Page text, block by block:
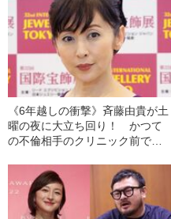
《6年越しの衝撃》斉藤由貴が土
曜の夜に大立ち回り！ かつて
の不倫相手のクリニック前で泣
していた！――2023年読まれた
記事